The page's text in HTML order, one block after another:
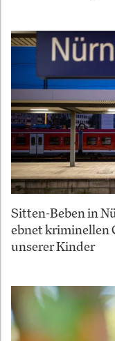
Sitten-Beben in
ebnet kriminellen
unserer Kinder